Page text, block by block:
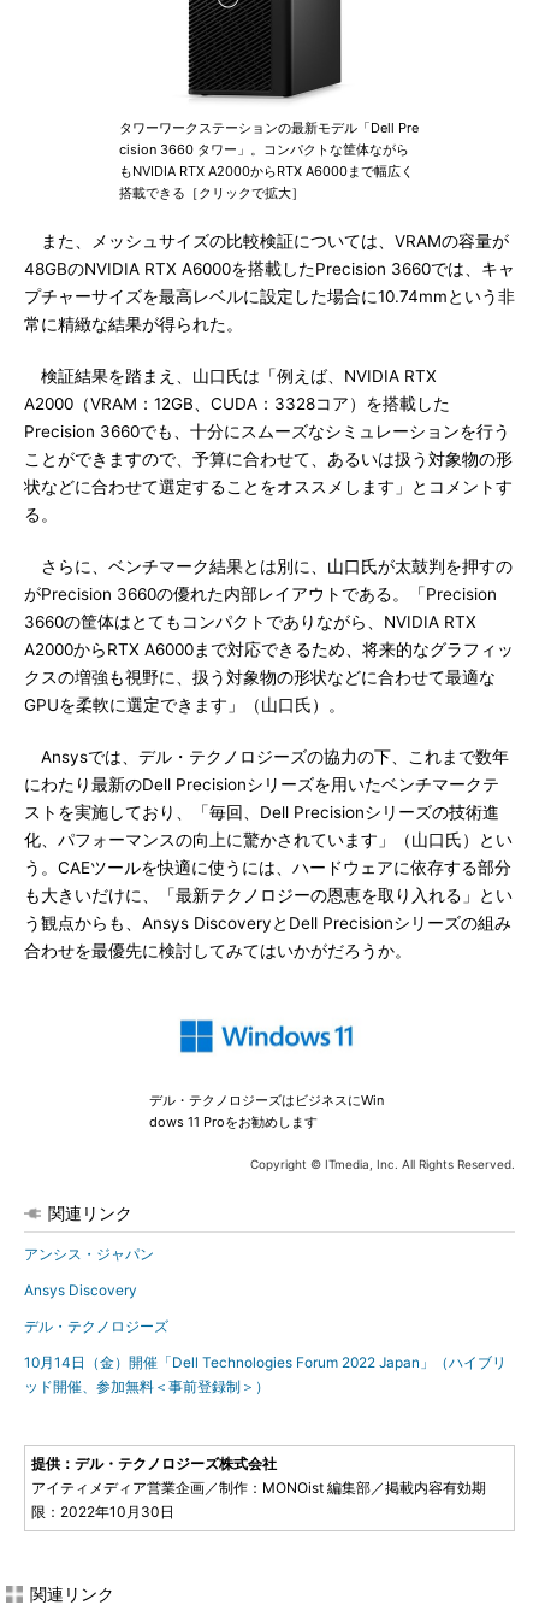
タワーワークステーションの最新モデル「Dell Pre
cision 3660 タワー」。コンパクトな筐体ながら
もNVIDIA RTX A2000からRTX A6000まで幅広く
搭載できる［クリックで拡大］
また、メッシュサイズの比較検証については、VRAMの容量が
48GBのNVIDIA RTX A6000を搭載したPrecision 3660では、キャ
プチャーサイズを最高レベルに設定した場合に10.74mmという非
常に精緻な結果が得られた。
検証結果を踏まえ、山口氏は「例えば、NVIDIA RTX
A2000（VRAM：12GB、CUDA：3328コア）を搭載した
Precision 3660でも、十分にスムーズなシミュレーションを行う
ことができますので、予算に合わせて、あるいは扱う対象物の形
状などに合わせて選定することをオススメします」とコメントす
る。
さらに、ベンチマーク結果とは別に、山口氏が太鼓判を押すの
がPrecision 3660の優れた内部レイアウトである。「Precision
3660の筐体はとてもコンパクトでありながら、NVIDIA RTX
A2000からRTX A6000まで対応できるため、将来的なグラフィッ
クスの増強も視野に、扱う対象物の形状などに合わせて最適な
GPUを柔軟に選定できます」（山口氏）。
Ansysでは、デル・テクノロジーズの協力の下、これまで数年
にわたり最新のDell Precisionシリーズを用いたベンチマークテ
ストを実施しており、「毎回、Dell Precisionシリーズの技術進
化、パフォーマンスの向上に驚かされています」（山口氏）とい
う。CAEツールを快適に使うには、ハードウェアに依存する部分
も大きいだけに、「最新テクノロジーの恩恵を取り入れる」とい
う観点からも、Ansys DiscoveryとDell Precisionシリーズの組み
合わせを最優先に検討してみてはいかがだろうか。
デル・テクノロジーズはビジネスにWin
dows 11 Proをお勧めします
Copyright © ITmedia, Inc. All Rights Reserved.
関連リンク
アンシス・ジャパン
Ansys Discovery
デル・テクノロジーズ
10月14日（金）開催「Dell Technologies Forum 2022 Japan」（ハイブリ
ッド開催、参加無料＜事前登録制＞）
提供：デル・テクノロジーズ株式会社
アイティメディア営業企画／制作：MONOist 編集部／掲載内容有効期
限：2022年10月30日
関連リンク